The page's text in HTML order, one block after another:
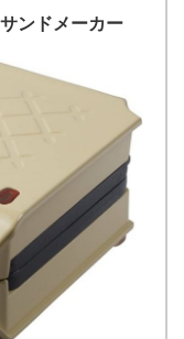
ンドメーカー